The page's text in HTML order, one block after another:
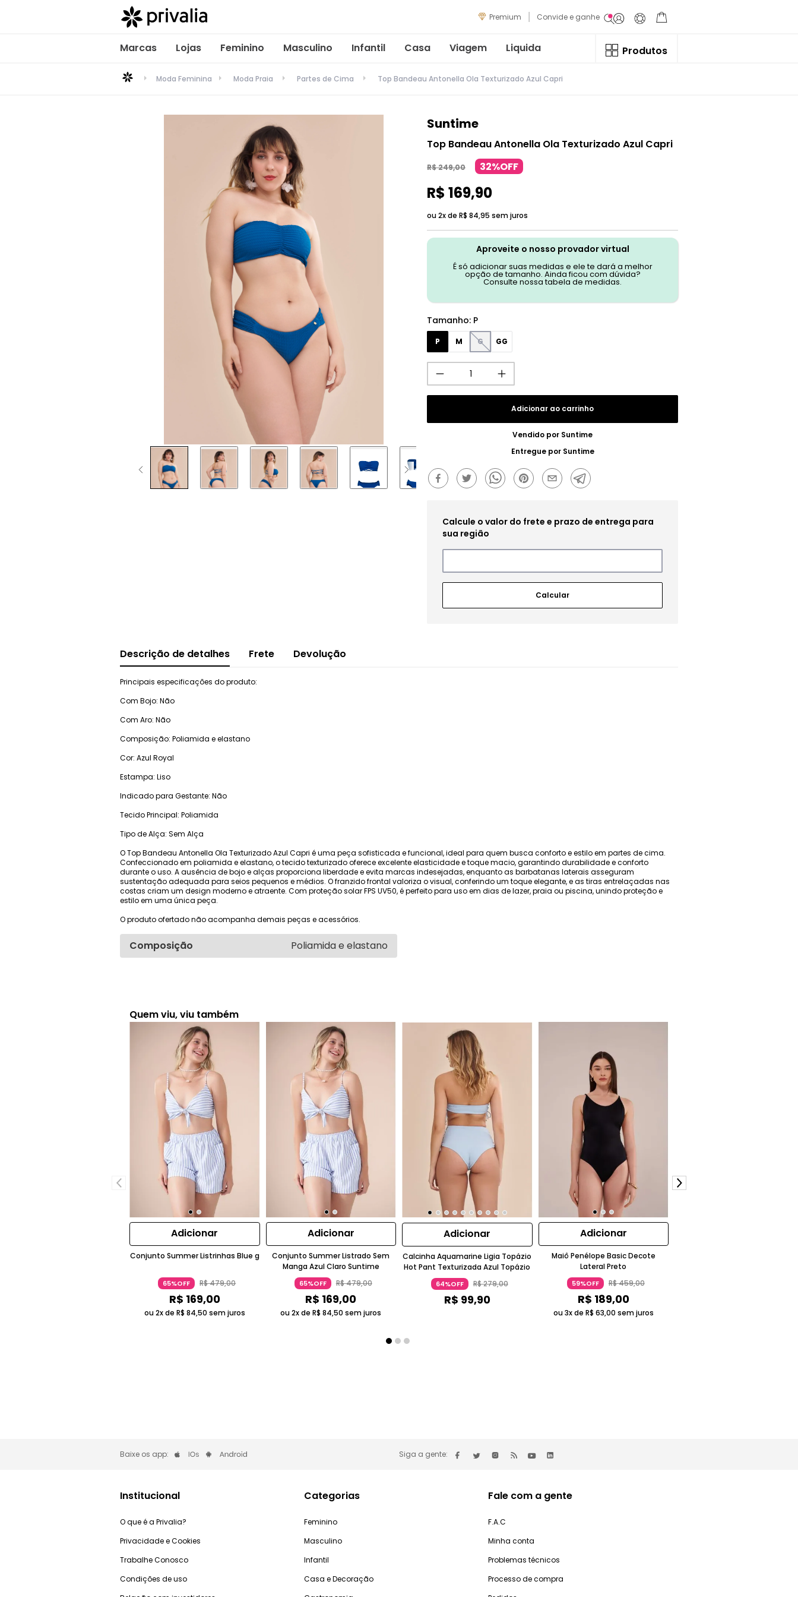
Premium Convide e ganhe
Marcas Lojas Feminino Masculino Infantil Casa Viagem Liquida Produtos
Moda Feminina Moda Praia Partes de Cima Top Bandeau Antonella Ola Texturizado Azul Capri
Suntime
Top Bandeau Antonella Ola Texturizado Azul Capri
R$249,00 32%OFF
R$ 169,90
ou 2x de R$ 84,95 sem juros
Aproveite o nosso provador virtual
É só adicionar suas medidas e ele te dará a melhor
opção de tamanho. Ainda ficou com dúvida?
Consulte nossa tabela de medidas.
Tamanho: P
P M G GG
Adicionar ao carrinho
Vendido por Suntime
Entregue por Suntime
Descrição de detalhes Frete Devolução
Principais especificações do produto:
Com Bojo: Não
Com Aro: Não
Composição: Poliamida e elastano
Cor: Azul Royal
Estampa: Liso
Indicado para Gestante: Não
Tecido Principal: Poliamida
Tipo de Alça: Sem Alça
O Top Bandeau Antonella Ola Texturizado Azul Capri é uma peça sofisticada e funcional, ideal para quem busca conforto e estilo em partes de cima.
Confeccionado em poliamida e elastano, o tecido texturizado oferece excelente elasticidade e toque macio, garantindo durabilidade e conforto
durante o uso. A ausência de bojo e alças proporciona liberdade e evita marcas indesejadas, enquanto as barbatanas laterais asseguram
sustentação adequada para seios pequenos e médios. O franzido frontal valoriza o visual, conferindo um toque elegante, e as tiras entrelaçadas nas
costas criam um design moderno e atraente. Com proteção solar FPS UV50, é perfeito para uso em dias de lazer, praia ou piscina, unindo proteção e
estilo em uma única peça.
O produto ofertado não acompanha demais peças e acessórios.
Composição Poliamida e elastano
Quem viu, viu também
Adicionar
Conjunto Summer Listrinhas Blue g
65%OFF R$479,00
R$ 169,00
ou 2x de R$ 84,50 sem juros
Adicionar
Conjunto Summer Listrado Sem
Manga Azul Claro Suntime
65%OFF R$479,00
R$ 169,00
ou 2x deR$ 84,50 sem juros
Adicionar
Calcinha Aquamarine Ligia Topázio
Hot Pant Texturizada Azul Topázio
64%OFF R$279,00
R$ 99,90
Adicionar
Maiô Penélope Basic Decote
Lateral Preto
59%OFF R$459,00
R$ 189,00
ou 3x de R$ 63,00 sem juros
Baixe os app: Siga a gente:
Institucional
O que é a Privalia?
Privacidade e Cookies
Trabalhe Conosco
Condições de uso
Categorias
Feminino
Masculino
Infantil
Casa e Decoração
Fale com a gente
F.A.C
Minha conta
Problemas técnicos
Processo de compra